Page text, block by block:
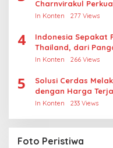
Charnvirakul
In Konten 277 Views
4
Indonesia Sepakat
Thailand, dari
In Konten 266 Views
5
Solusi Cerdas
dengan Harga
In Konten 233 Views
Foto Peristiwa